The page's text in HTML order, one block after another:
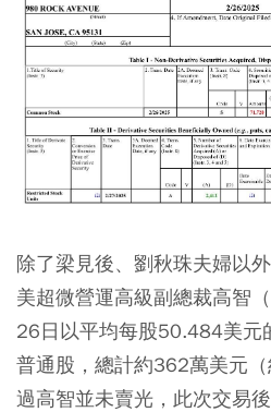
除了梁見後、劉秋珠夫婦以
美超微營運高級副總裁高智
26日以平均每股50.484美元
普通股，總計約362萬美元
過高智並未賣光，此次交易